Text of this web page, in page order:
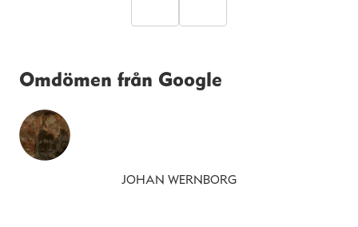
Omdömen från Google
JOHAN WERNBORG